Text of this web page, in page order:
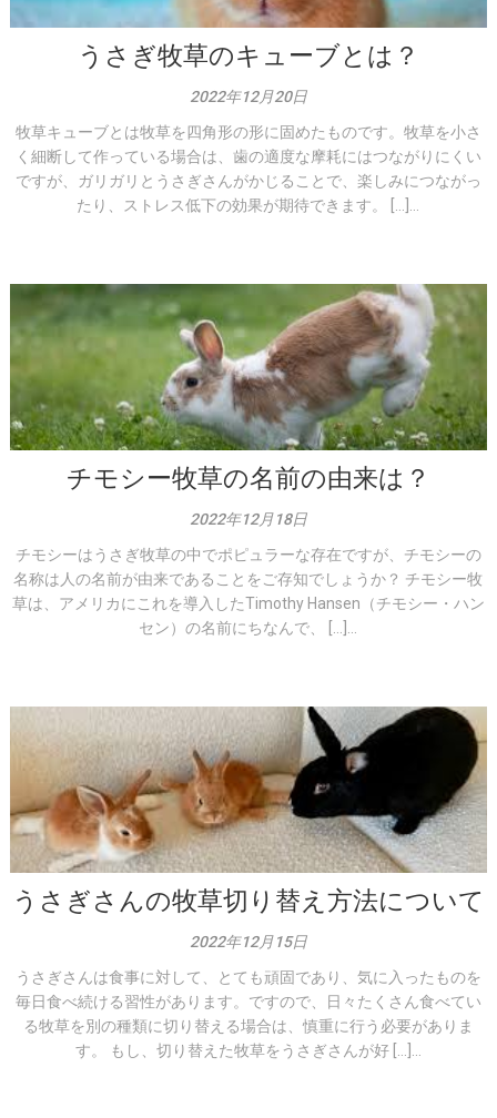
うさぎ牧草のキューブとは？
2022年12月20日
牧草キューブとは牧草を四角形の形に固めたものです。牧草を小さ
く細断して作っている場合は、歯の適度な摩耗にはつながりにくい
ですが、ガリガリとうさぎさんがかじることで、楽しみにつながっ
たり、ストレス低下の効果が期待できます。 […]...
チモシー牧草の名前の由来は？
2022年12月18日
チモシーはうさぎ牧草の中でポピュラーな存在ですが、チモシーの
名称は人の名前が由来であることをご存知でしょうか？ チモシー牧
草は、アメリカにこれを導入したTimothy Hansen（チモシー・ハン
セン）の名前にちなんで、 […]...
うさぎさんの牧草切り替え方法について
2022年12月15日
うさぎさんは食事に対して、とても頑固であり、気に入ったものを
毎日食べ続ける習性があります。ですので、日々たくさん食べてい
る牧草を別の種類に切り替える場合は、慎重に行う必要がありま
す。 もし、切り替えた牧草をうさぎさんが好 […]...